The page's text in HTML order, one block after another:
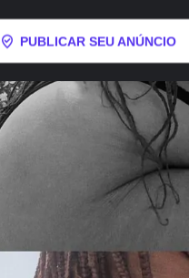
PUBLICAR SEU ANÚNCIO